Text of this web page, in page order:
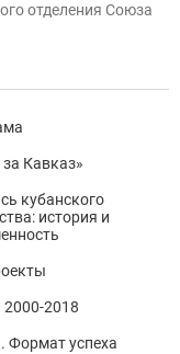
отделения Союза
Кавказ»
кубанского
история и
2000-2018
Формат успеха